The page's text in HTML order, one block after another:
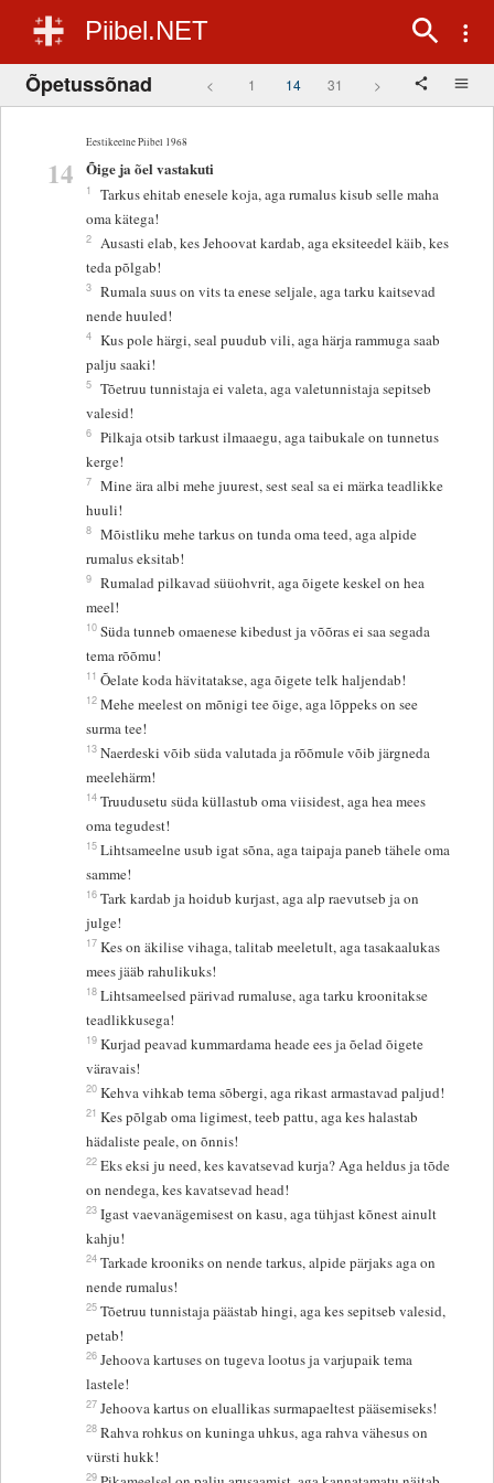
Piibel.NET
Õpetussõnad < 1 14 31 >
Eestikeelne Piibel 1968
14 Õige ja õel vastakuti
1
Tarkus ehitab enesele koja, aga rumalus kisub selle maha
oma kätega!
2 Ausasti elab, kes Jehoovat kardab, aga eksiteedel käib, kes
teda põlgab!
3 Rumala suus on vits ta enese seljale, aga tarku kaitsevad
nende huuled!
4 Kus pole härgi, seal puudub vili, aga härja rammuga saab
palju saaki!
5 Tõetruu tunnistaja ei valeta, aga valetunnistaja sepitseb
valesid!
6 Pilkaja otsib tarkust ilmaaegu, aga taibukale on tunnetus
kerge!
7 Mine ära albi mehe juurest, sest seal sa ei märka teadlikke
huuli!
8 Mõistliku mehe tarkus on tunda oma teed, aga alpide
rumalus eksitab!
9 Rumalad pilkavad süüohvrit, aga õigete keskel on hea
meel!
10 Süda tunneb omaenese kibedust ja võõras ei saa segada
tema rõõmu!
11 Õelate koda hävitatakse, aga õigete telk haljendab!
12 Mehe meelest on mõnigi tee õige, aga lõppeks on see
surma tee!
13 Naerdeski võib süda valutada ja rõõmule võib järgneda
meelehärm!
14 Truudusetu süda küllastub oma viisidest, aga hea mees
oma tegudest!
15 Lihtsameelne usub igat sõna, aga taipaja paneb tähele oma
samme!
16 Tark kardab ja hoidub kurjast, aga alp raevutseb ja on
julge!
17 Kes on äkilise vihaga, talitab meeletult, aga tasakaalukas
mees jääb rahulikuks!
18 Lihtsameelsed pärivad rumaluse, aga tarku kroonitakse
teadlikkusega!
19 Kurjad peavad kummardama heade ees ja õelad õigete
väravais!
20 Kehva vihkab tema sõbergi, aga rikast armastavad paljud!
21 Kes põlgab oma ligimest, teeb pattu, aga kes halastab
hädaliste peale, on õnnis!
22 Eks eksi ju need, kes kavatsevad kurja? Aga heldus ja tõde
on nendega, kes kavatsevad head!
23 Igast vaevanägemisest on kasu, aga tühjast kõnest ainult
kahju!
24 Tarkade krooniks on nende tarkus, alpide pärjaks aga on
nende rumalus!
25 Tõetruu tunnistaja päästab hingi, aga kes sepitseb valesid,
petab!
26 Jehoova kartuses on tugeva lootus ja varjupaik tema
lastele!
27 Jehoova kartus on eluallikas surmapaeltest pääsemiseks!
28 Rahva rohkus on kuninga uhkus, aga rahva vähesus on
vürsti hukk!
29